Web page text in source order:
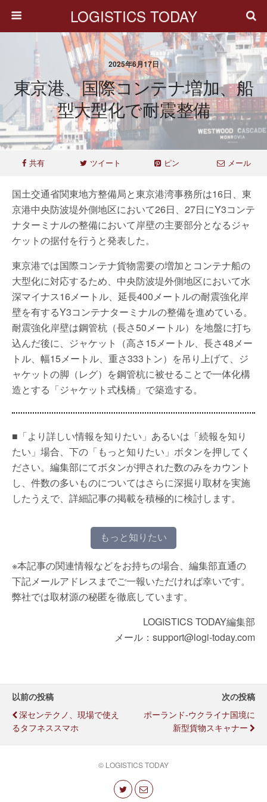
LOGISTICS TODAY
2025年6月17日
東京港、国際コンテナ増加、船
型大型化で耐震整備
共有 ツイート ピン メール
国土交通省関東地方整備局と東京港湾事務所は16日、東
京港中央防波堤外側地区において26日、27日にY3コンテ
ナターミナルの整備において岸壁の主要部分となるジャ
ケットの据付を行うと発表した。
東京港では国際コンテナ貨物需要の増加とコンテナ船の
大型化に対応するため、中央防波堤外側地区において水
深マイナス16メートル、延長400メートルの耐震強化岸
壁を有するY3コンテナターミナルの整備を進めている。
耐震強化岸壁は鋼管杭（長さ50メートル）を地盤に打ち
込んだ後に、ジャケット（高さ15メートル、長さ48メー
トル、幅15メートル、重さ333トン）を吊り上げて、ジ
ャケットの脚（レグ）を鋼管杭に被せることで一体化構
造とする「ジャケット式桟橋」で築造する。
■「より詳しい情報を知りたい」あるいは「続報を知り
たい」場合、下の「もっと知りたい」ボタンを押してく
ださい。編集部にてボタンが押された数のみをカウント
し、件数の多いものについてはさらに深掘り取材を実施
したうえで、詳細記事の掲載を積極的に検討します。
もっと知りたい
※本記事の関連情報などをお持ちの場合、編集部直通の
下記メールアドレスまでご一報いただければ幸いです。
弊社では取材源の秘匿を徹底しています。
LOGISTICS TODAY編集部
メール：support@logi-today.com
以前の投稿
深センテクノ、現場で使え
るタフネススマホ
次の投稿
ポーランド‐ウクライナ国境に
新型貨物スキャナー
© LOGISTICS TODAY